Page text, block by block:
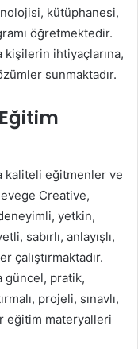
kütüphanesi,
öğretmektedir.
kişilerin ihtiyaçlarına,
sunmaktadır.
kaliteli eğitmenler ve
Creative,
yetkin,
sabırlı, anlayışlı,
çalıştırmaktadır.
güncel, pratik,
projeli, sınavlı,
eğitim materyalleri